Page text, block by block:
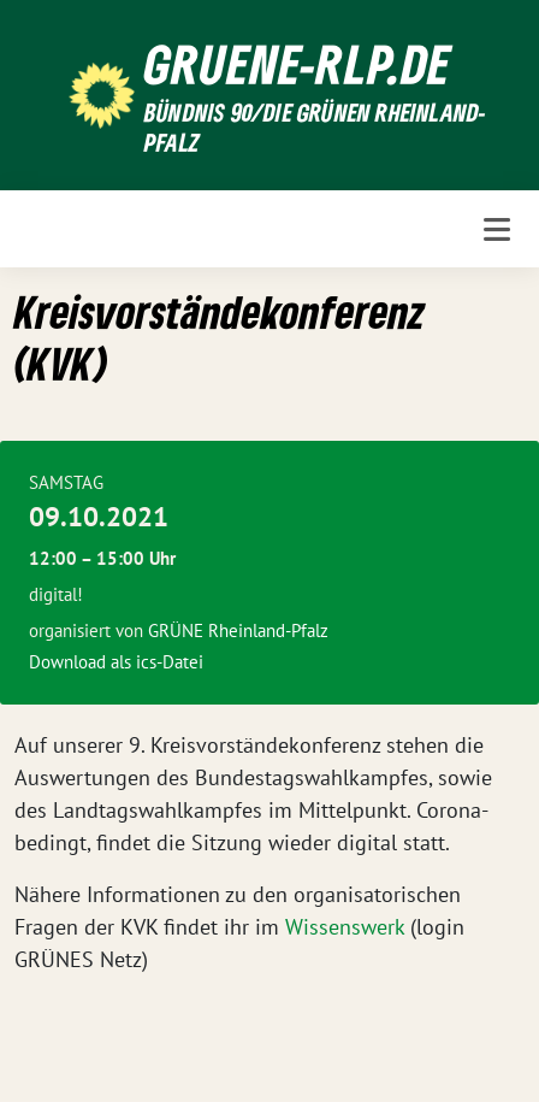
GRUENE-RLP.DE
BÜNDNIS 90/DIE GRÜNEN RHEINLAND-
PFALZ
Kreisvorständekonferenz
(KVK)
Auf unserer 9. Kreisvorständekonferenz stehen die
Auswertungen des Bundestagswahlkampfes, sowie
des Landtagswahlkampfes im Mittelpunkt. Corona-
bedingt, findet die Sitzung wieder digital statt.
Nähere Informationen zu den organisatorischen
Fragen der KVK findet ihr im Wissenswerk(login
GRÜNES Netz)
SAMSTAG
09.10.2021
12:00 – 15:00 Uhr
digital!
organisiert von GRÜNE Rheinland-Pfalz
Download als ics-Datei